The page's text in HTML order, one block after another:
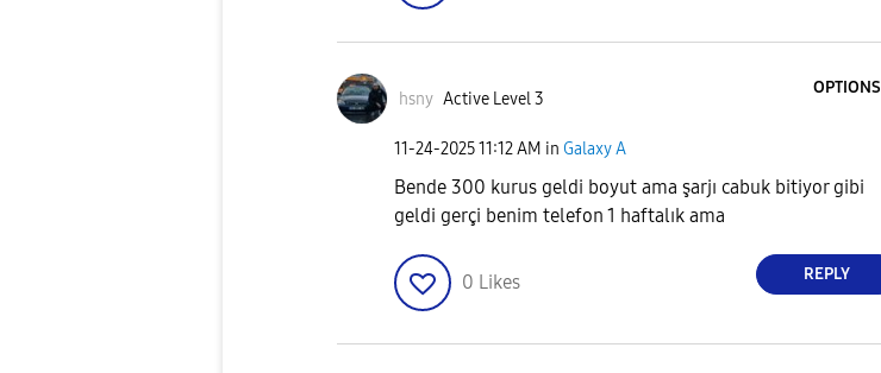
hsny Active Level 3
OPTIONS
‎11-24-202511:12 AM in Galaxy A
Bende 300 kurus geldi boyut ama şarjı cabuk bitiyor gibi
geldi gerçi benim telefon 1 haftalık ama
0 Likes REPLY